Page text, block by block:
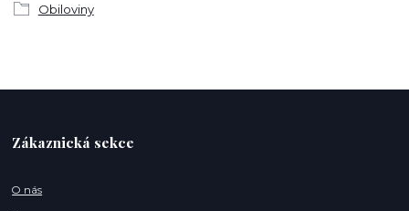
Obiloviny
Zákaznická sekce
O nás